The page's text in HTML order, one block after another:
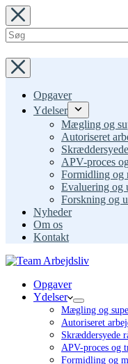
Fortsæt
til
indhold
Ingen
resultater
Opgaver
Ydelser
Mægling og
Autoriseret
APV-proces
Formidling og
Evaluering og
Forskning og
Nyheder
Om os
Kontakt
Opgaver
Ydelser
Mægling og
Autoriseret
Skræddersyede
APV-proces og
Formidling og